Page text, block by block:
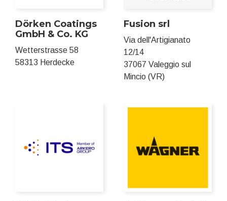
Dörken Coatings
GmbH & Co. KG
Wetterstrasse 58
58313 Herdecke
Fusion srl
Via dell'Artigianato
12/14
37067 Valeggio sul
Mincio (VR)